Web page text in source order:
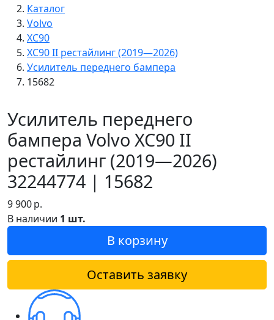
Каталог
Volvo
XC90
XC90 II рестайлинг (2019—2026)
Усилитель переднего бампера
15682
Усилитель переднего
бампера Volvo XC90 II
рестайлинг (2019—2026)
32244774 | 15682
9 900р.
В наличии 1 шт.
В корзину
Оставить заявку